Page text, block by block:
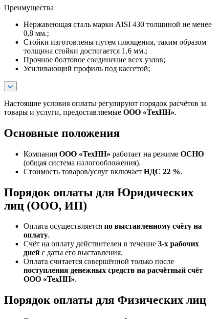
Преимущества
Нержавеющая сталь марки AISI 430 толщиной не менее
0,8 мм.;
Стойки изготовлены путем плющения, таким образом
толщина стойки достигается 1,6 мм.;
Прочное болтовое соединение всех узлов;
Усиливающий профиль под кассетой;
Настоящие условия оплаты регулируют порядок расчётов за
товары и услуги, предоставляемые ООО «ТехНН».
Основные положения
Компания ООО «ТехНН» работает на режиме ОСНО
(общая система налогообложения).
Стоимость товаров/услуг включает НДС 22 %.
Порядок оплаты для Юридических
лиц (ООО, ИП)
Оплата осуществляется по выставленному счёту на
оплату.
Счёт на оплату действителен в течение 3‑х рабочих
дней с даты его выставления.
Оплата считается совершённой только после
поступления денежных средств на расчётный счёт
ООО «ТехНН».
Порядок оплаты для Физических лиц